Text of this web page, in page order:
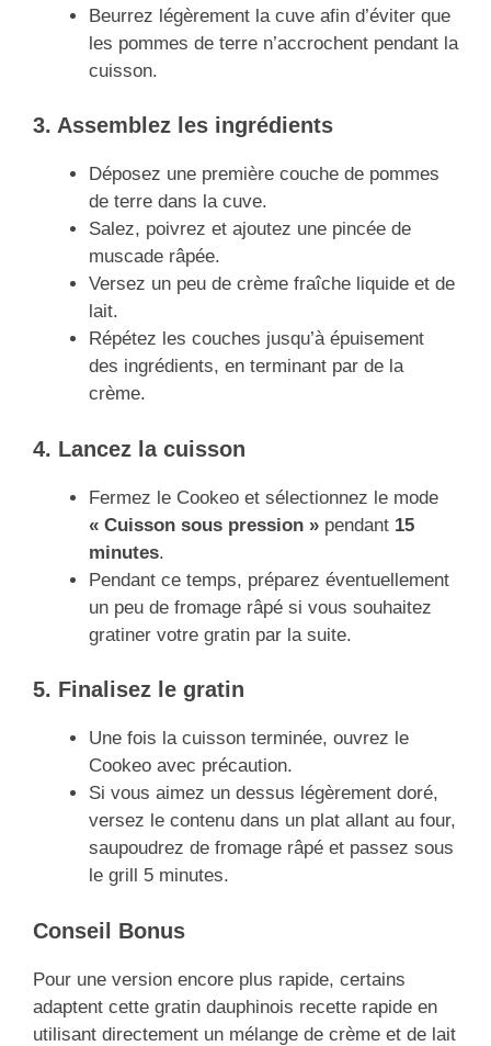
Beurrez légèrement la cuve afin d’éviter que
les pommes de terre n’accrochent pendant la
cuisson.
3. Assemblez les ingrédients
Déposez une première couche de pommes
de terre dans la cuve.
Salez, poivrez et ajoutez une pincée de
muscade râpée.
Versez un peu de crème fraîche liquide et de
lait.
Répétez les couches jusqu’à épuisement
des ingrédients, en terminant par de la
crème.
4. Lancez la cuisson
Fermez le Cookeo et sélectionnez le mode
« Cuisson sous pression » pendant 15
minutes.
Pendant ce temps, préparez éventuellement
un peu de fromage râpé si vous souhaitez
gratiner votre gratin par la suite.
5. Finalisez le gratin
Une fois la cuisson terminée, ouvrez le
Cookeo avec précaution.
Si vous aimez un dessus légèrement doré,
versez le contenu dans un plat allant au four,
saupoudrez de fromage râpé et passez sous
le grill 5 minutes.
Conseil Bonus
Pour une version encore plus rapide, certains
adaptent cette gratin dauphinois recette rapide en
utilisant directement un mélange de crème et de lait